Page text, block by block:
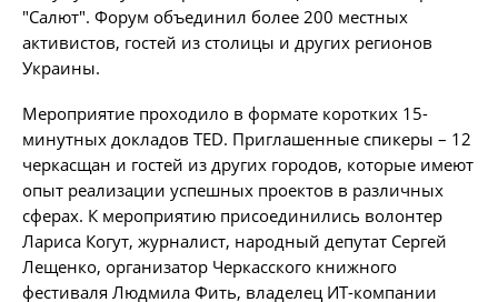
"Салют". Форум объединил более 200 местных
активистов, гостей из столицы и других регионов
Украины.
Мероприятие проходило в формате коротких 15-
минутных докладов TED. Приглашенные спикеры – 12
черкасщан и гостей из других городов, которые имеют
опыт реализации успешных проектов в различных
сферах. К мероприятию присоединились волонтер
Лариса Когут, журналист, народный депутат Сергей
Лещенко, организатор Черкасского книжного
фестиваля Людмила Фить, владелец ИТ-компании